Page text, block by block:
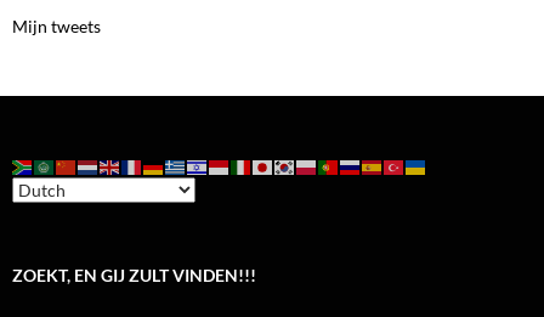
Mijn tweets
ZOEKT, EN GIJ ZULT VINDEN!!!